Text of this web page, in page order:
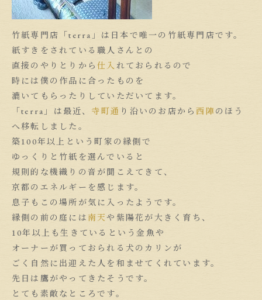
竹紙専門店「terra」は日本で唯一の竹紙専門店です。
紙すきをされている職人さんとの
直接のやりとりから仕入 れておられるので
時には僕の作品に合ったものを
漉いてもらったりしていただいてます。
「terra」は最近、 寺町通 り沿いのお店から西陣のほう
へ移転しました。
築100年以上という町家の縁側で
ゆっくりと竹紙を選んでいると
規則的な機織りの音が聞こえてきて、
京都のエネルギーを感じます。
息子もこの場所が気に入ったようです。
縁側の前の庭には 南天や紫陽花が大きく育ち、
10年以上も生きているという金魚や
オーナーが買っておられる犬のカリンが
ごく自然に出迎えた人を和ませてくれています。
先日は鷹がやってきたそうです。
とても素敵なところです。